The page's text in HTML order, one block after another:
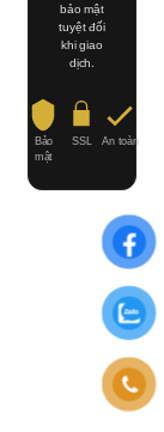
bảo mật
tuyệt đối
khi giao
dịch.
Bảo
mật
SSL An toàn